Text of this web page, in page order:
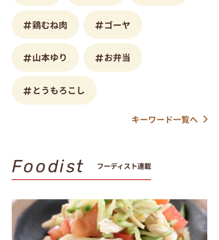
鶏むね肉 ゴーヤ
山本ゆり お弁当
とうもろこし
キーワード一覧へ
Foodist フーディスト連載